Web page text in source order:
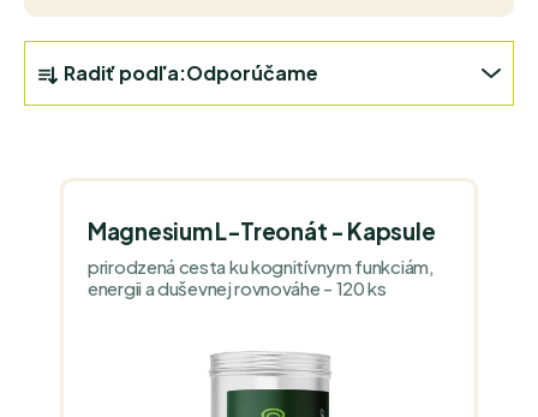
A
Radiť podľa:Odporúčame
Magnesium L-Treonát - Kapsule
prirodzená cesta ku kognitívnym funkciám,
energii a duševnej rovnováhe - 120 ks